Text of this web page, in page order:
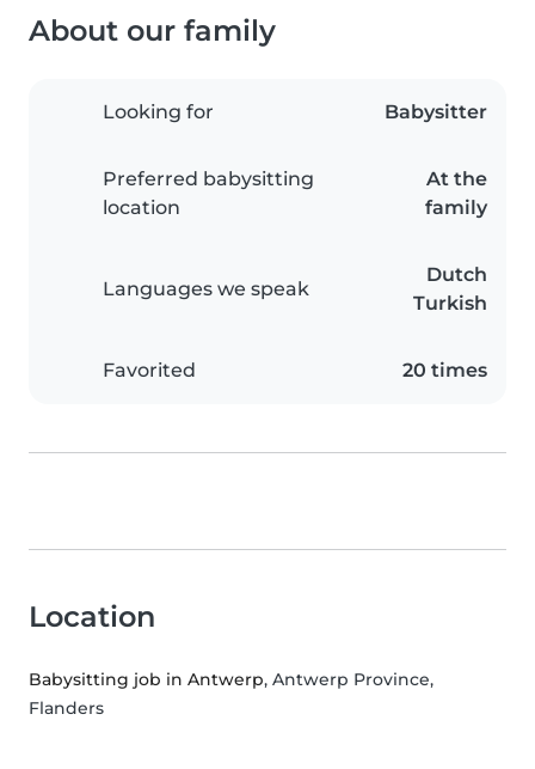
About our family
Looking for Babysitter
Preferred babysitting
location
At the
family
Languages we speak
Dutch
Turkish
Favorited 20 times
Location
Babysitting job in Antwerp, Antwerp Province,
Flanders